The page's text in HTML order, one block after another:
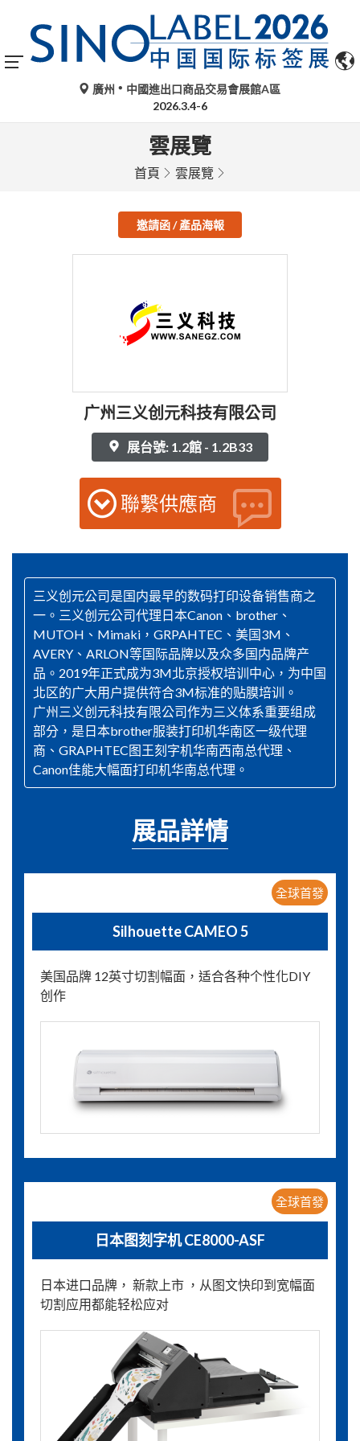
廣州
中國進出口商品交易會展館A區
2026.3.4-6
雲展覽
首頁 雲展覽
邀請函 / 產品海報
广州三义创元科技有限公司
展台號: 1.2館 - 1.2B33
聯繫供應商
三义创元公司是国内最早的数码打印设备销售商之
一。三义创元公司代理日本Canon、brother、
MUTOH、Mimaki，GRPAHTEC、美国3M、
AVERY、ARLON等国际品牌以及众多国内品牌产
品。2019年正式成为3M北京授权培训中心，为中国
北区的广大用户提供符合3M标准的贴膜培训。
广州三义创元科技有限公司作为三义体系重要组成
部分，是日本brother服装打印机华南区一级代理
商、GRAPHTEC图王刻字机华南西南总代理、
Canon佳能大幅面打印机华南总代理。
展品詳情
全球首發
Silhouette CAMEO 5
美国品牌 12英寸切割幅面，适合各种个性化DIY
创作
全球首發
日本图刻字机 CE8000-ASF
日本进口品牌， 新款上市 ，从图文快印到宽幅面
切割应用都能轻松应对